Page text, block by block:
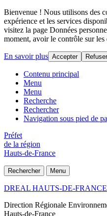
Bienvenue ! Nous utilisons des
expérience et les services
visitez la page Données
moment, avoir le contrôle sur
En savoir plus Accepter Refuser
Contenu principal
Menu
Menu
Recherche
Rechercher
Navigation sous pied de
Préfet
de la région
Hauts-de-France
Rechercher Menu
DREAL HAUTS-DE-FRANCE
Direction Régionale
Hauts-de-France